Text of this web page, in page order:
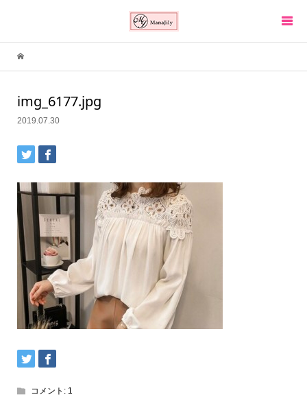
img_6177.jpg
2019.07.30
コメント: 1